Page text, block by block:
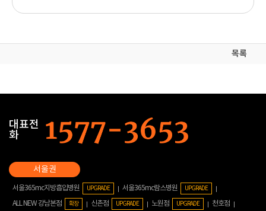
목록
대표전
화
서울365mc지방흡입병원 UPGRADE 서울365mc람스병원 UPGRADE
ALL NEW 강남본점 확장 신촌점 UPGRADE 노원점 UPGRADE
천호점